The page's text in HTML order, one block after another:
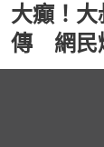
大癲！
傳 網民